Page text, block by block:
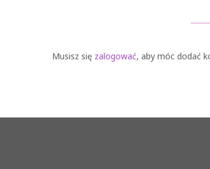
Musisz się zalogować, aby móc dodać